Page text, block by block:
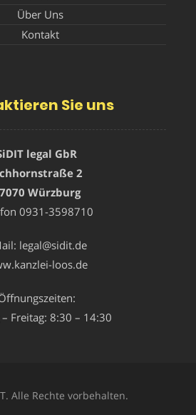
Über Uns
Kontakt
Sie uns
legal GbR
2
Würzburg
0931-3598710
legal@sidit.de
loos.de
Freitag: 8:30 – 14:30
Alle Rechte vorbehalten.